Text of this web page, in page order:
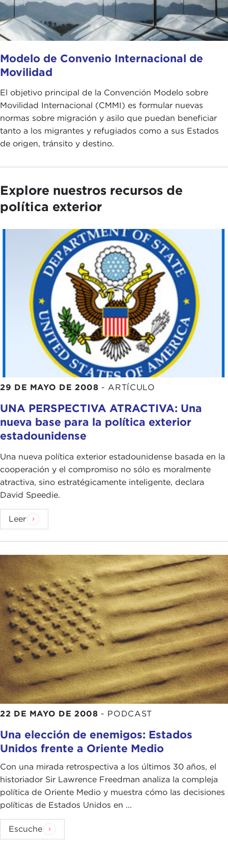
Modelo de Convenio Internacional de
Movilidad
El objetivo principal de la Convención Modelo sobre
Movilidad Internacional (CMMI) es formular nuevas
normas sobre migración y asilo que puedan beneficiar
tanto a los migrantes y refugiados como a sus Estados
de origen, tránsito y destino.
Explore nuestros recursos de
política exterior
29 DE MAYO DE 2008 - ARTÍCULO
UNA PERSPECTIVA ATRACTIVA: Una
nueva base para la política exterior
estadounidense
Una nueva política exterior estadounidense basada en la
cooperación y el compromiso no sólo es moralmente
atractiva, sino estratégicamente inteligente, declara
David Speedie.
Leer
22 DE MAYO DE 2008 - PODCAST
Una elección de enemigos: Estados
Unidos frente a Oriente Medio
Con una mirada retrospectiva a los últimos 30 años, el
historiador Sir Lawrence Freedman analiza la compleja
política de Oriente Medio y muestra cómo las decisiones
políticas de Estados Unidos en ...
Escuche